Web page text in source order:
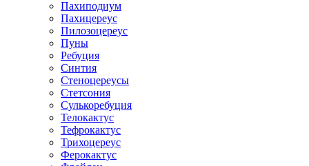
Пахиподиум
Пахицереус
Пилозоцереус
Пуны
Ребуция
Синтия
Стеноцереусы
Стетсония
Сулькоребуция
Телокактус
Тефрокактус
Трихоцереус
Ферокактус